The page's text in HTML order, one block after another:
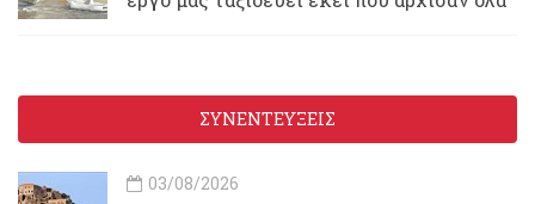
ΣΥΝΕΝΤΕΥΞΕΙΣ
03/08/2026